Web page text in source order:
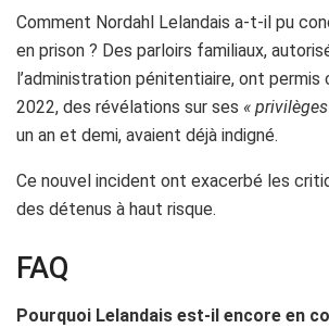
Comment Nordahl Lelandais a-t-il pu
en prison ? Des parloirs familiaux,
l’administration pénitentiaire, ont
2022, des révélations sur ses « privilèges
un an et demi, avaient déjà indigné.
Ce nouvel incident ont exacerbé les
des détenus à haut risque.
FAQ
Pourquoi Lelandais est-il encore en